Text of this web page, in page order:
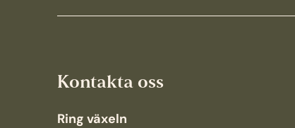
Kontakta oss
Ring växeln